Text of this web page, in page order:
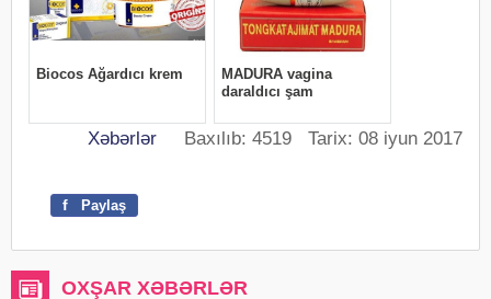
Xəbərlər Baxılıb: 4519 Tarix: 08 iyun 2017
f Paylaş
OXŞAR XƏBƏRLƏR